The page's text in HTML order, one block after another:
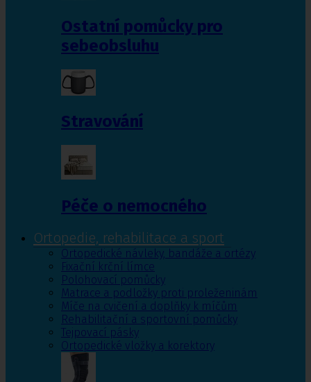
Ostatní pomůcky pro
sebeobsluhu
Stravování
Péče o nemocného
Ortopedie, rehabilitace a sport
Ortopedické návleky, bandáže a ortézy
Fixační krční límce
Polohovací pomůcky
Matrace a podložky proti proleženinám
Míče na cvičení a doplňky k míčům
Rehabilitační a sportovní pomůcky
Tejpovací pásky
Ortopedické vložky a korektory